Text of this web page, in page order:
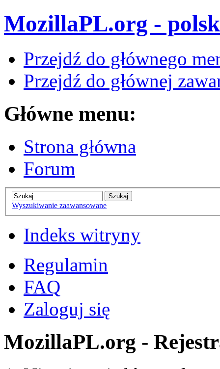
MozillaPL.org -
Przejdź do głównego
Przejdź do głównej
Główne menu:
Strona główna
Forum
Wyszukiwanie zaawansowane
Indeks witryny
Regulamin
FAQ
Zaloguj się
MozillaPL.org -